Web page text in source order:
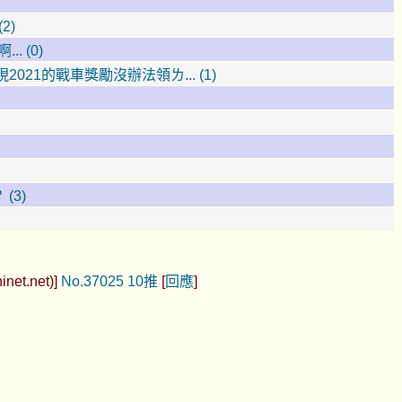
... (0)
2021的戰車獎勵沒辦法領ㄌ... (1)
(3)
No.37025 10推 [回應]